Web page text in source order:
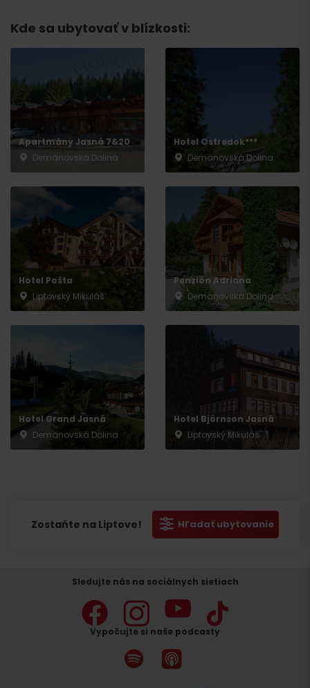
Kde sa ubytovať v blízkosti:
Apartmány Jasná 7&20
Demänovská Dolina
Hotel Ostredok***
Demänovská Dolina
Hotel Pošta
Liptovský Mikuláš
Penzión Adriana
Demänovská Dolina
Hotel Grand Jasná
Demänovská Dolina
Hotel Björnson Jasná
Liptovský Mikuláš
Zostaňte na Liptove! Hľadať ubytovanie
Sledujte nás na sociálnych sietiach
Vypočujte si naše podcasty